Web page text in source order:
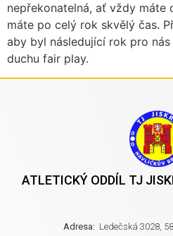
nepřekonatelná, ať vždy
máte po celý rok skvělý čas.
aby byl následující rok pro
duchu fair play.
ATLETICKÝ ODDÍL TJ
Adresa: Ledečská 3028,